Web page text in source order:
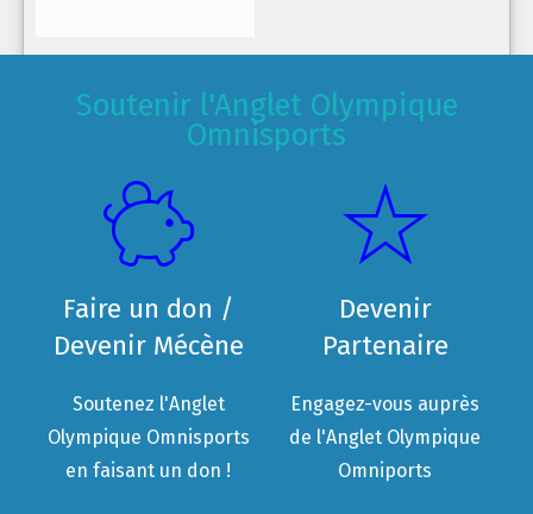
Soutenir l'Anglet Olympique
Omnisports
Faire un don /
Devenir Mécène
Soutenez l'Anglet
Olympique Omnisports
en faisant un don !
Devenir
Partenaire
Engagez-vous auprès
de l'Anglet Olympique
Omniports